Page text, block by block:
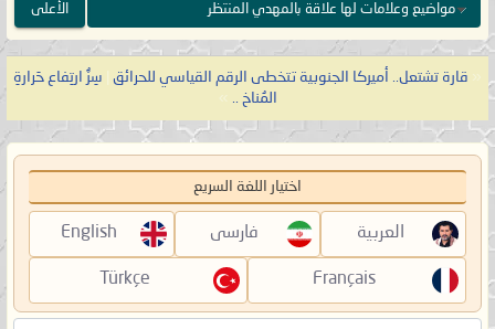
مواضيع وعلامات لها علاقة بالمهدي المنتظر
الأعلى
« قارة تشتعل.. أميركا الجنوبية تتخطى الرقم القياسي للحرائق
سِرُّ ارتِفاع حَرارةِ
المُناخ ..
»
اختيار اللغة السريع
العربية فارسی English
Français
Türkçe